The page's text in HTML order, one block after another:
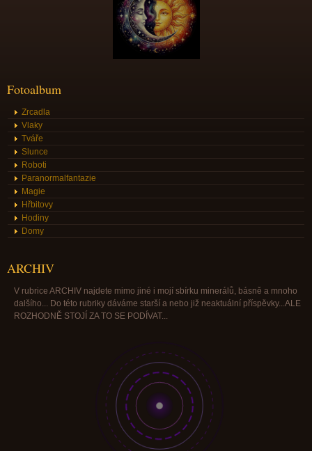
Fotoalbum
Zrcadla
Vlaky
Tváře
Slunce
Roboti
Paranormalfantazie
Magie
Hřbitovy
Hodiny
Domy
ARCHIV
V rubrice ARCHIV najdete mimo jiné i mojí sbírku minerálů, básně a mnoho
dalšího... Do této rubriky dáváme starší a nebo již neaktuální příspěvky...ALE
ROZHODNĚ STOJÍ ZA TO SE PODÍVAT...